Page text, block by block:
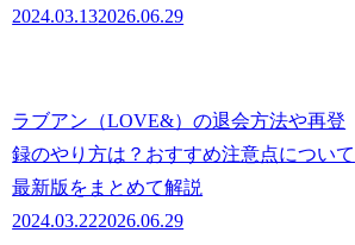
2024.03.132026.06.29
ラブアン（LOVE&）の退会方法や再登
録のやり方は？おすすめ注意点について
最新版をまとめて解説
2024.03.222026.06.29